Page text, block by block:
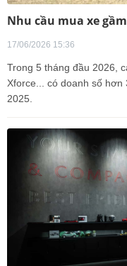
Nhu cầu mua xe
17/06/2026 15:36
Trong 5 tháng đầu 2026,
Xforce... có doanh số
2025.